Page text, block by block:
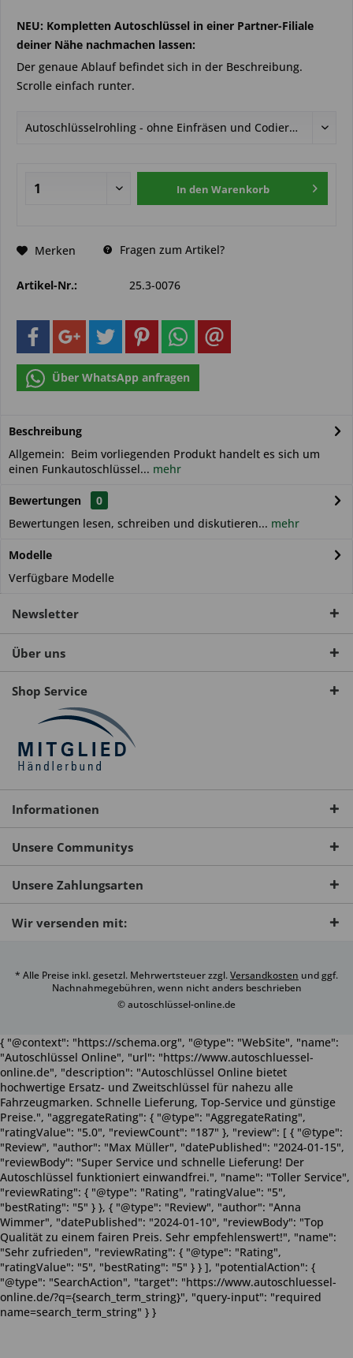
NEU: Kompletten Autoschlüssel in einer Partner-Filiale
deiner Nähe nachmachen lassen:
Der genaue Ablauf befindet sich in der Beschreibung.
Scrolle einfach runter.
In den Warenkorb
Merken Fragen zum Artikel?
Artikel-Nr.: 25.3-0076
Über WhatsApp anfragen
Beschreibung
Allgemein: Beim vorliegenden Produkt handelt es sich um
einen Funkautoschlüssel... mehr
Bewertungen
0
Bewertungen lesen, schreiben und diskutieren... mehr
Modelle
Verfügbare Modelle
Newsletter
Über uns
Shop Service
Informationen
Unsere Communitys
Unsere Zahlungsarten
Wir versenden mit:
* Alle Preise inkl. gesetzl. Mehrwertsteuer zzgl.Versandkosten und ggf.
Nachnahmegebühren, wenn nicht anders beschrieben
© autoschlüssel-online.de
{ "@context": "https://schema.org", "@type": "WebSite", "name":
"Autoschlüssel Online", "url": "https://www.autoschluessel-
online.de", "description": "Autoschlüssel Online bietet
hochwertige Ersatz- und Zweitschlüssel für nahezu alle
Fahrzeugmarken. Schnelle Lieferung, Top-Service und günstige
Preise.", "aggregateRating": { "@type": "AggregateRating",
"ratingValue": "5.0", "reviewCount": "187" }, "review": [ { "@type":
"Review", "author": "Max Müller", "datePublished": "2024-01-15",
"reviewBody": "Super Service und schnelle Lieferung! Der
Autoschlüssel funktioniert einwandfrei.", "name": "Toller Service",
"reviewRating": { "@type": "Rating", "ratingValue": "5",
"bestRating": "5" } }, { "@type": "Review", "author": "Anna
Wimmer", "datePublished": "2024-01-10", "reviewBody": "Top
Qualität zu einem fairen Preis. Sehr empfehlenswert!", "name":
"Sehr zufrieden", "reviewRating": { "@type": "Rating",
"ratingValue": "5", "bestRating": "5" } } ], "potentialAction": {
"@type": "SearchAction", "target": "https://www.autoschluessel-
online.de/?q={search_term_string}", "query-input": "required
name=search_term_string" } }